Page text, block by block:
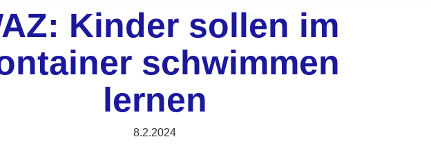
Kinder sollen im
schwimmen
lernen
8.2.2024